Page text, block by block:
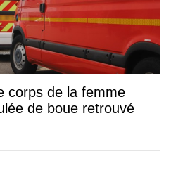
corps de la femme
de boue retrouvé